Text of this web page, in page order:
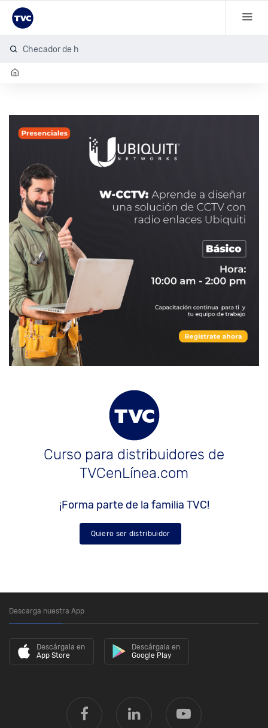
Checador de hue
Curso para distribuidores de
TVCenLínea.com
¡Forma parte de la familia TVC!
Quiero ser distribuidor
Descarga nuestra App
Descárgala en
App Store
Descárgala en
Google Play